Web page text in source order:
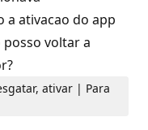
a ativacao do app
posso voltar a
ativar | Para